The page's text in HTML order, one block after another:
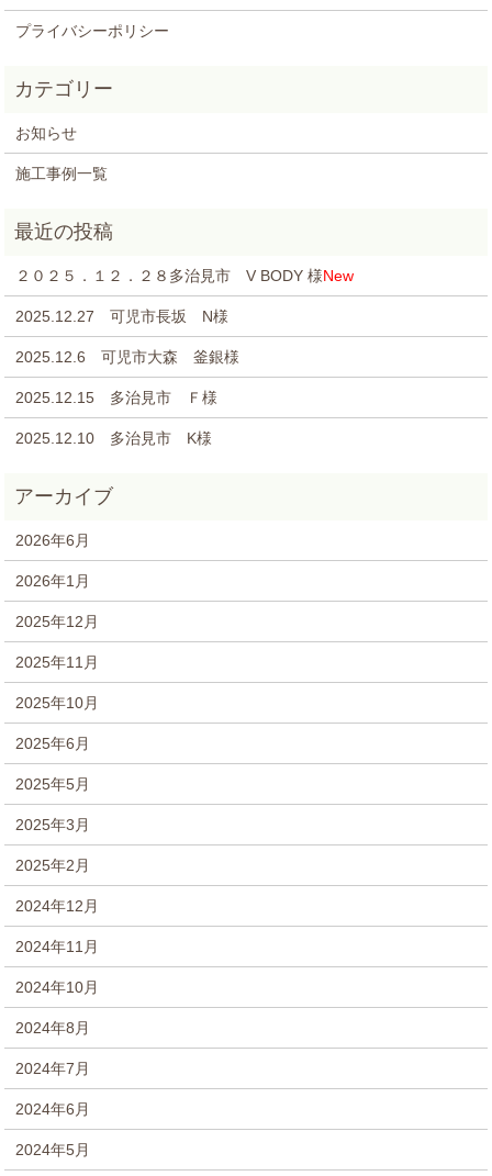
プライバシーポリシー
お知らせ
施工事例一覧
２０２５．１２．２８多治見市 V BODY 様New
2025.12.27 可児市長坂 N様
2025.12.6 可児市大森 釜銀様
2025.12.15 多治見市 Ｆ様
2025.12.10 多治見市 K様
2026年6月
2026年1月
2025年12月
2025年11月
2025年10月
2025年6月
2025年5月
2025年3月
2025年2月
2024年12月
2024年11月
2024年10月
2024年8月
2024年7月
2024年6月
2024年5月